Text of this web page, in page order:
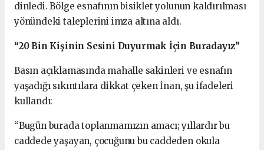
dinledi. Bölge esnafının bisiklet yolunun kaldırılması
yönündeki taleplerini imza altına aldı.
“20 Bin Kişinin Sesini Duyurmak İçin Buradayız”
Basın açıklamasında mahalle sakinleri ve esnafın
yaşadığı sıkıntılara dikkat çeken İnan, şu ifadeleri
kullandı:
“Bugün burada toplanmamızın amacı; yıllardır bu
caddede yaşayan, çocuğunu bu caddeden okula